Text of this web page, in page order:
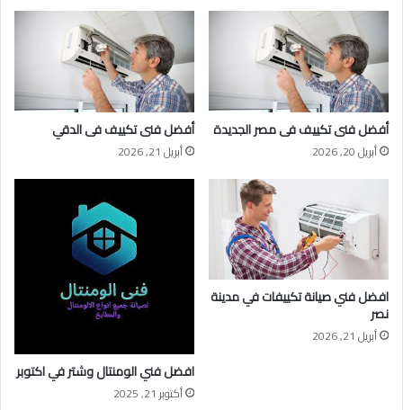
أفضل فنى تكييف فى مصر الجديدة
أبريل 20, 2026
أفضل فنى تكييف فى الدقي
أبريل 21, 2026
افضل فني صيانة تكييفات في مدينة
نصر
أبريل 21, 2026
افضل فني الومنتال وشتر في اكتوبر
أكتوبر 21, 2025